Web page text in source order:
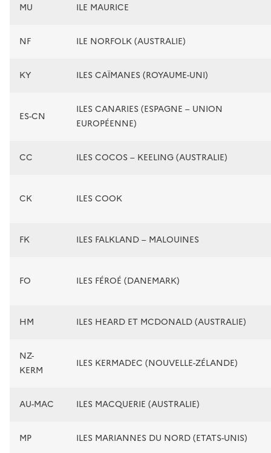
MU ILE MAURICE
NF ILE NORFOLK (AUSTRALIE)
KY ILES CAÏMANES (ROYAUME-UNI)
ES-CN
ILES CANARIES (ESPAGNE – UNION
EUROPÉENNE)
CC ILES COCOS – KEELING (AUSTRALIE)
CK ILES COOK
FK ILES FALKLAND – MALOUINES
FO ILES FÉROÉ (DANEMARK)
HM ILES HEARD ET MCDONALD (AUSTRALIE)
NZ-
KERM
ILES KERMADEC (NOUVELLE-ZÉLANDE)
AU-MAC ILES MACQUERIE (AUSTRALIE)
MP ILES MARIANNES DU NORD (ETATS-UNIS)